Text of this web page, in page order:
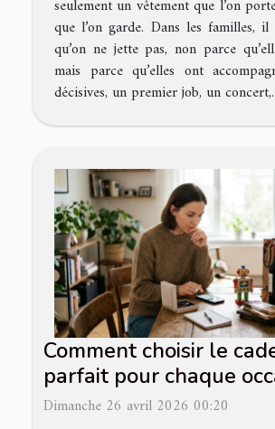
seulement un vêtement que l’on
que l’on garde. Dans les familles,
qu’on ne jette pas, non parce
mais parce qu’elles ont
décisives, un premier job, un
Comment choisir le
parfait pour chaque
Dimanche 26 avril 2026 00:20